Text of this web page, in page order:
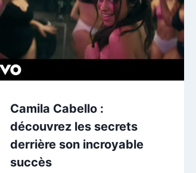
Camila Cabello :
découvrez les secrets
derrière son incroyable
succès